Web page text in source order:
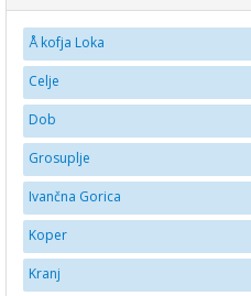
Å kofja Loka
Celje
Dob
Grosuplje
Ivančna Gorica
Koper
Kranj